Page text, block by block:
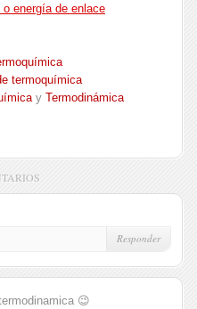
energía de enlace
termoquímica
y Termodinámica
Responder
😉